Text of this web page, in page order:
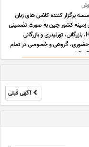
برگزار کننده کلاس های زبان
زمینه کشور چین به صورت تضمینی
در قالب استاندارد، محاوره ای،HSK، بازرگانی، تورلیدری و بازرگانی
گروهی و خصوصی در تمام
آگهی قبلی